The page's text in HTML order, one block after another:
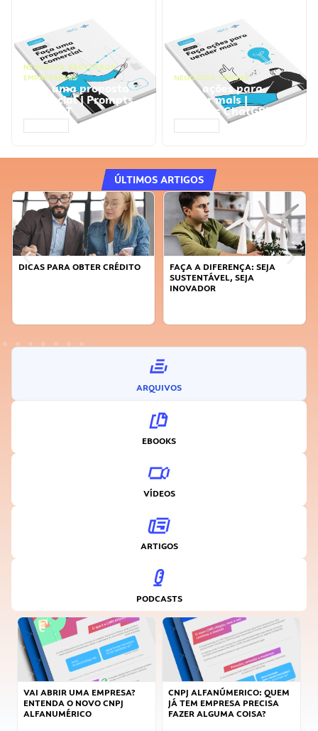
NEGÓCIOS, PROCESSOS
EMPRESARIAIS
Faça uma proposta
comercial | Prompts
ChatGPT
NEGÓCIOS, VENDAS
Faça ações para
vender mais |
Prompts ChatGPT
ÚLTIMOS ARTIGOS
DICAS PARA OBTER CRÉDITO
FAÇA A DIFERENÇA: SEJA
SUSTENTÁVEL, SEJA
INOVADOR
ARQUIVOS
EBOOKS
VÍDEOS
ARTIGOS
PODCASTS
VAI ABRIR UMA EMPRESA?
ENTENDA O NOVO CNPJ
ALFANUMÉRICO
CNPJ ALFANÚMERICO: QUEM
JÁ TEM EMPRESA PRECISA
FAZER ALGUMA COISA?